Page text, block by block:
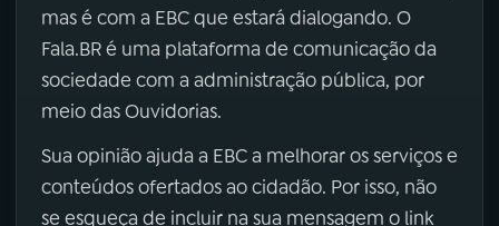
mas é com a EBC que estará dialogando. O
Fala.BR é uma plataforma de comunicação da
sociedade com a administração pública, por
meio das Ouvidorias.
Sua opinião ajuda a EBC a melhorar os serviços e
conteúdos ofertados ao cidadão. Por isso, não
se esqueça de incluir na sua mensagem o link